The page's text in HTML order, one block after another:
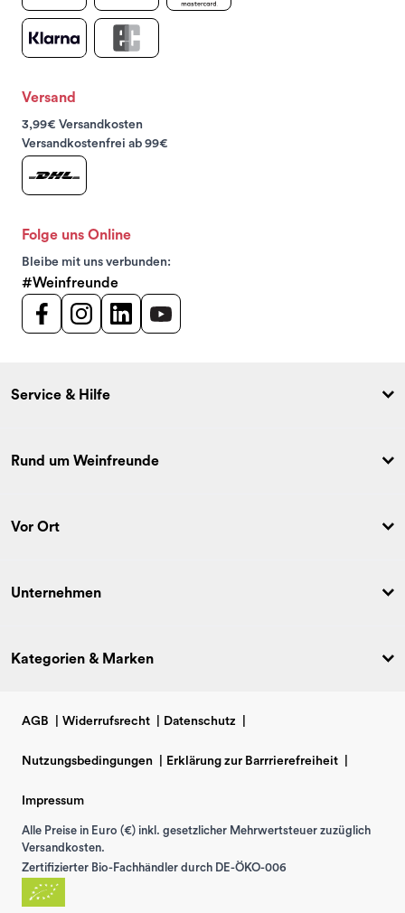
Versand
3,99€ Versandkosten
Versandkostenfrei ab 99€
Folge uns Online
Bleibe mit uns verbunden:
#Weinfreunde
Service & Hilfe
Rund um Weinfreunde
Vor Ort
Unternehmen
Kategorien & Marken
AGB Widerrufsrecht Datenschutz
Nutzungsbedingungen Erklärung zur Barrrierefreiheit
Impressum
Alle Preise in Euro (€) inkl. gesetzlicher Mehrwertsteuer zuzüglich
Versandkosten.
Zertifizierter Bio-Fachhändler durch DE-ÖKO-006